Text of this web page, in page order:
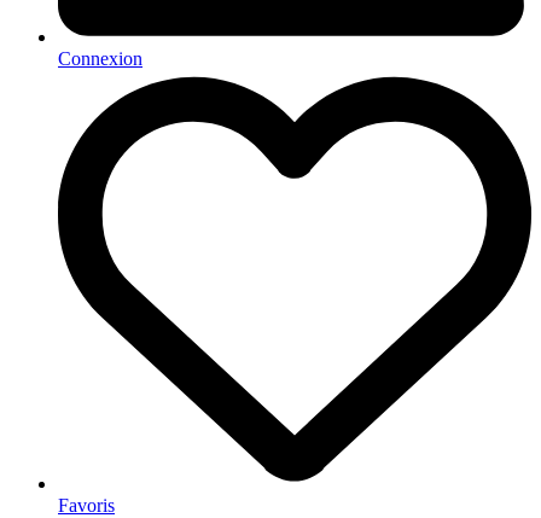
Connexion
Favoris